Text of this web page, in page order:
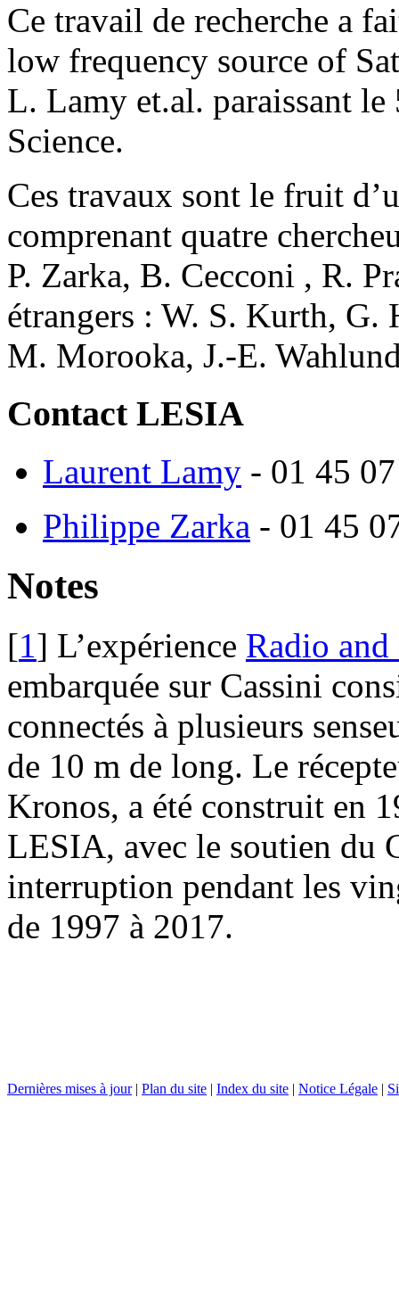
Ce travail de recherche a
low frequency source of
L. Lamy et.al. paraissant
Science.
Ces travaux sont le fruit
comprenant quatre
P. Zarka, B. Cecconi , R.
étrangers : W. S. Kurth, G.
M. Morooka, J.-E.
Contact LESIA
Laurent Lamy - 01 45
Philippe Zarka - 01 45
Notes
[1 ] L’expérience Radio and
embarquée sur Cassini
connectés à plusieurs
de 10 m de long. Le
Kronos, a été construit en
LESIA, avec le soutien du
interruption pendant les
de 1997 à 2017.
Dernières mises à jour| Plan du site | Index du site | Notice Légale |